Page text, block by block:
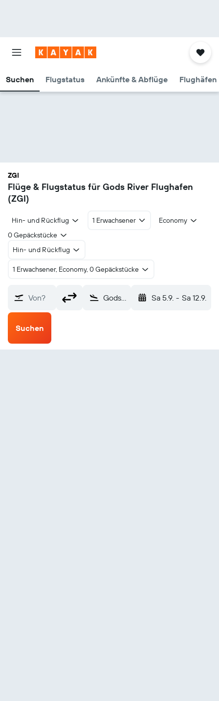
Suchen Flugstatus Ankünfte & Abflüge Flughäfen
ZGI
Flüge & Flugstatus für Gods River Flughafen
(ZGI)
Hin- und Rückflug 1 Erwachsener
Economy
0 Gepäckstücke
Hin- und Rückflug
1 Erwachsener, Economy, 0 Gepäckstücke
Von? Gods River (ZGI) Sa 5.9. - Sa 12.9.
Suchen